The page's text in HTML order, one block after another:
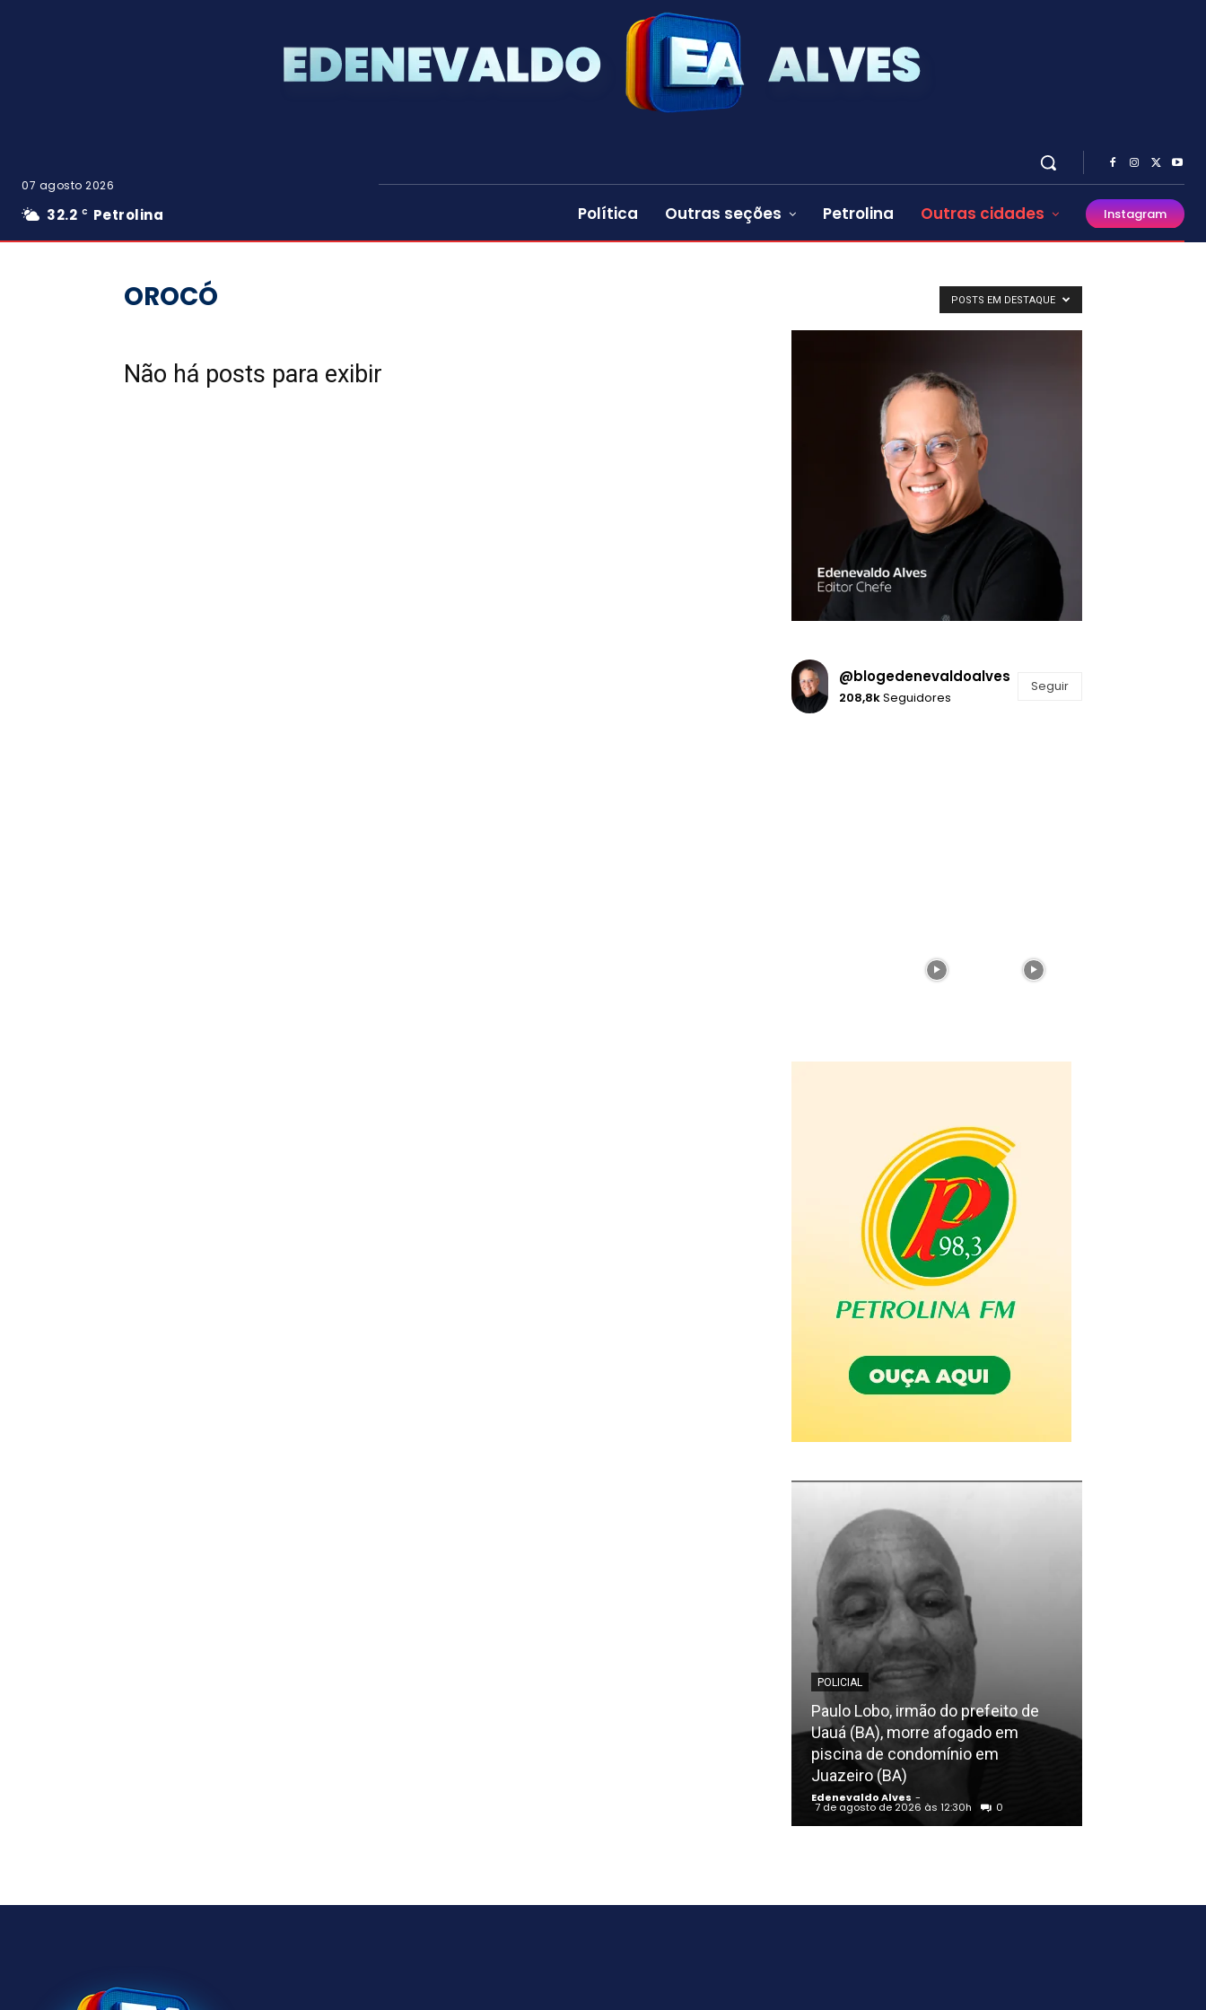
07 agosto 2026
32.2 C Petrolina Política Outras seções Petrolina Outras cidades Instagram
OROCÓ POSTS EM DESTAQUE
Não há posts para exibir
@blogedenevaldoalves
208,8kSeguidores
Seguir
POLICIAL
Paulo Lobo, irmão do prefeito de
Uauá (BA), morre afogado em
piscina de condomínio em
Juazeiro (BA)
Edenevaldo Alves -
7 de agosto de 2026 às 12:30h 0